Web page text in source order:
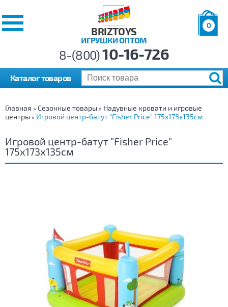
BRIZTOYS
ИГРУШКИ ОПТОМ
0
р.
8-(800)10-16-726
Каталог товаров
Главная » Сезонные товары » Надувные кровати и игровые
центры » Игровой центр-батут "Fisher Price" 175х173х135см
Игровой центр-батут "Fisher Price"
175х173х135см